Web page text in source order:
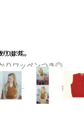
ます。
ます。
りワッペンつき◎
アームホール・裾